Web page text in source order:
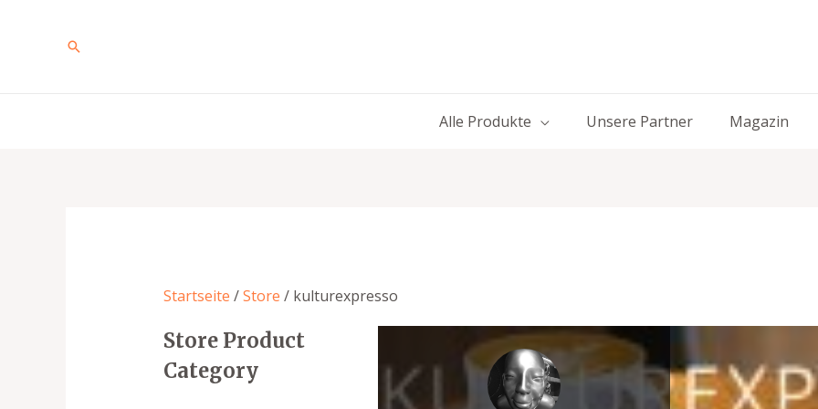
Suche
Alle Produkte Unsere Partner Magazin
Startseite /Store / kulturexpresso
Store Product
Category